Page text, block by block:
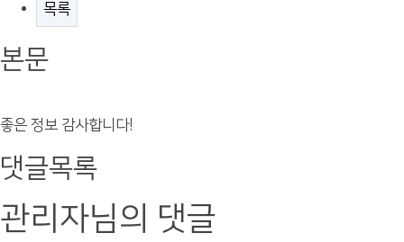
목록
본문
좋은 정보 감사합니다!
댓글목록
관리자님의 댓글